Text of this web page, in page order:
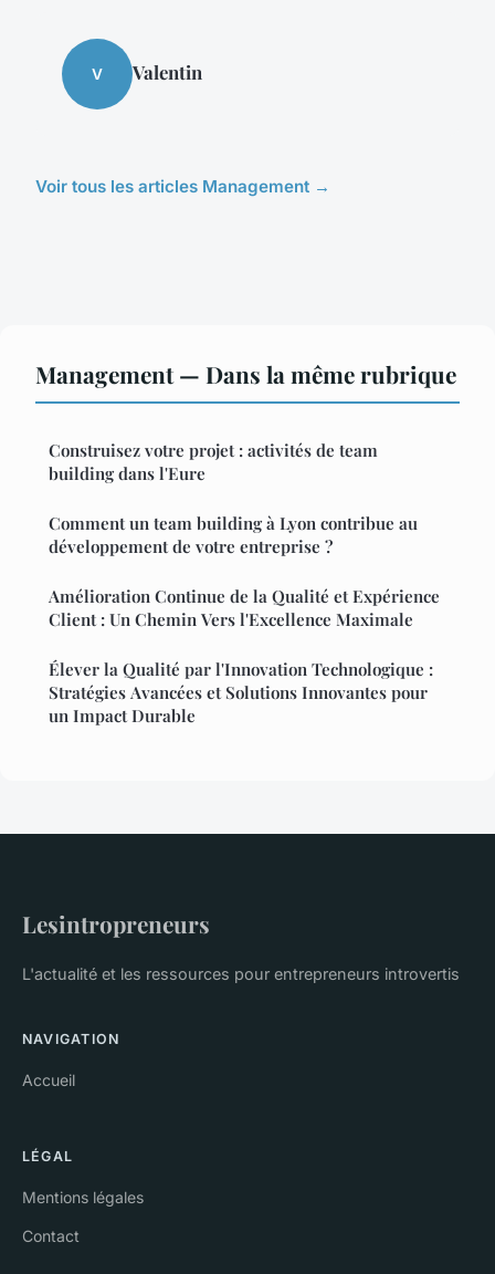
V Valentin
Voir tous les articles Management →
Management — Dans la même rubrique
Construisez votre projet : activités de team
building dans l'Eure
Comment un team building à Lyon contribue au
développement de votre entreprise ?
Amélioration Continue de la Qualité et Expérience
Client : Un Chemin Vers l'Excellence Maximale
Élever la Qualité par l'Innovation Technologique :
Stratégies Avancées et Solutions Innovantes pour
un Impact Durable
Lesintropreneurs
L'actualité et les ressources pour entrepreneurs introvertis
NAVIGATION
Accueil
LÉGAL
Mentions légales
Contact